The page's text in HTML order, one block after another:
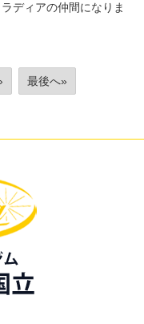
ディアの仲間になりま
最後へ»